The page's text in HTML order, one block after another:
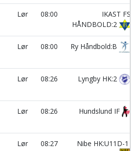
Lør 08:00
IKAST FS
HÅNDBOLD:2
Lør 08:00 Ry Håndbold:B
Lør 08:26 Lyngby HK:2
Lør 08:26 Hundslund IF
Lør 08:27 Nibe HK:U11D-1